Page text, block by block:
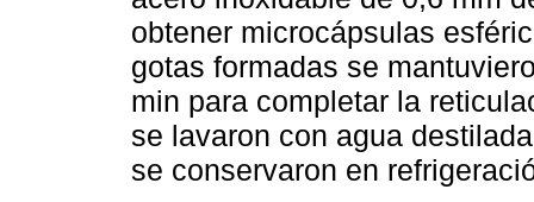
obtener microcápsulas
gotas formadas se
min para completar la
se lavaron con agua
se conservaron en